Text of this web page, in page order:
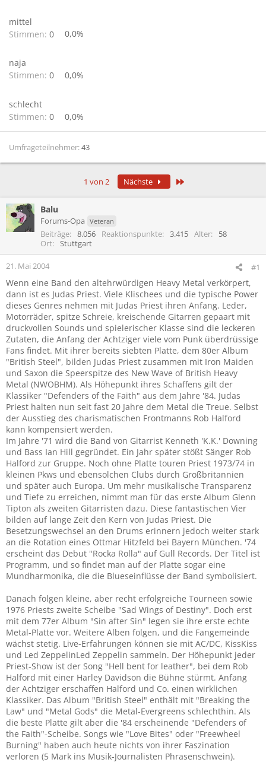
mittel
Stimmen: 0 0,0%
naja
Stimmen: 0 0,0%
schlecht
Stimmen: 0 0,0%
Umfrageteilnehmer 43
1 von 2 Nächste
Balu
Forums-Opa Veteran
Beiträge 8.056 Reaktionspunkte 3.415 Alter
58
Ort
Stuttgart
21. Mai 2004 #1
Wenn eine Band den altehrwürdigen Heavy Metal verkörpert,
dann ist es Judas Priest. Viele Klischees und die typische Power
dieses Genres nehmen mit Judas Priest ihren Anfang. Leder,
Motorräder, spitze Schreie, kreischende Gitarren gepaart mit
druckvollen Sounds und spielerischer Klasse sind die leckeren
Zutaten, die Anfang der Achtziger viele vom Punk überdrüssige
Fans findet. Mit ihrer bereits siebten Platte, dem 80er Album
"British Steel", bilden Judas Priest zusammen mit Iron Maiden
und Saxon die Speerspitze des New Wave of British Heavy
Metal (NWOBHM). Als Höhepunkt ihres Schaffens gilt der
Klassiker "Defenders of the Faith" aus dem Jahre '84. Judas
Priest halten nun seit fast 20 Jahre dem Metal die Treue. Selbst
der Ausstieg des charismatischen Frontmanns Rob Halford
kann kompensiert werden.
Im Jahre '71 wird die Band von Gitarrist Kenneth 'K.K.' Downing
und Bass Ian Hill gegründet. Ein Jahr später stößt Sänger Rob
Halford zur Gruppe. Noch ohne Platte touren Priest 1973/74 in
kleinen Pkws und ebensolchen Clubs durch Großbritannien
und später auch Europa. Um mehr musikalische Transparenz
und Tiefe zu erreichen, nimmt man für das erste Album Glenn
Tipton als zweiten Gitarristen dazu. Diese fantastischen Vier
bilden auf lange Zeit den Kern von Judas Priest. Die
Besetzungswechsel an den Drums erinnern jedoch weiter stark
an die Rotation eines Ottmar Hitzfeld bei Bayern München. '74
erscheint das Debut "Rocka Rolla" auf Gull Records. Der Titel ist
Programm, und so findet man auf der Platte sogar eine
Mundharmonika, die die Blueseinflüsse der Band symbolisiert.
Danach folgen kleine, aber recht erfolgreiche Tourneen sowie
1976 Priests zweite Scheibe "Sad Wings of Destiny". Doch erst
mit dem 77er Album "Sin after Sin" legen sie ihre erste echte
Metal-Platte vor. Weitere Alben folgen, und die Fangemeinde
wächst stetig. Live-Erfahrungen können sie mit AC/DC, KissKiss
und Led ZeppelinLed Zeppelin sammeln. Der Höhepunkt jeder
Priest-Show ist der Song "Hell bent for leather", bei dem Rob
Halford mit einer Harley Davidson die Bühne stürmt. Anfang
der Achtziger erschaffen Halford und Co. einen wirklichen
Klassiker. Das Album "British Steel" enthält mit "Breaking the
Law" und "Metal Gods" die Metal-Evergreens schlechthin. Als
die beste Platte gilt aber die '84 erscheinende "Defenders of
the Faith"-Scheibe. Songs wie "Love Bites" oder "Freewheel
Burning" haben auch heute nichts von ihrer Faszination
verloren (5 Mark ins Musik-Journalisten Phrasenschwein).